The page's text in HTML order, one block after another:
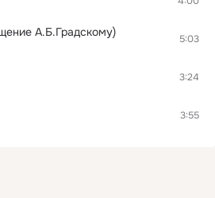
А.Б.Градскому) 5:03
3:24
3:55